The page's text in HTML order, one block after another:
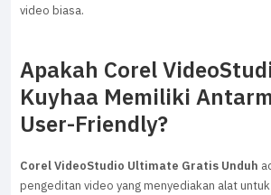
video biasa.
Apakah Corel
Kuyhaa Memiliki
User-Friendly?
Corel VideoStudio Ultimate Gratis Unduh
pengeditan video yang menyediakan alat